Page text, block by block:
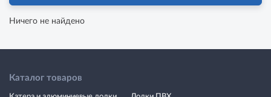
Ничего не найдено
Каталог товаров